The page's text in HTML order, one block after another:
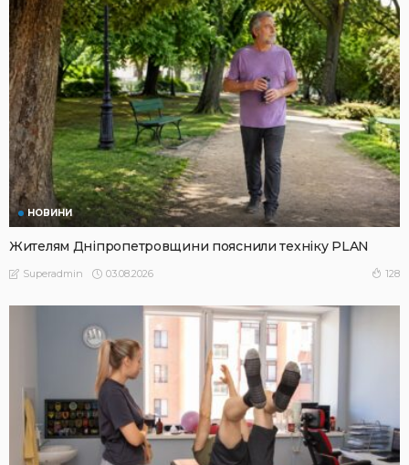
НОВИНИ
Жителям Дніпропетровщини пояснили техніку PLAN
Superadmin 03.08.2026 128